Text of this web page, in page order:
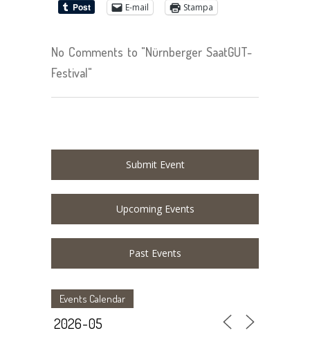
E-mail
Stampa
No Comments to "Nürnberger SaatGUT-
Festival"
Submit Event
Upcoming Events
Past Events
Events Calendar